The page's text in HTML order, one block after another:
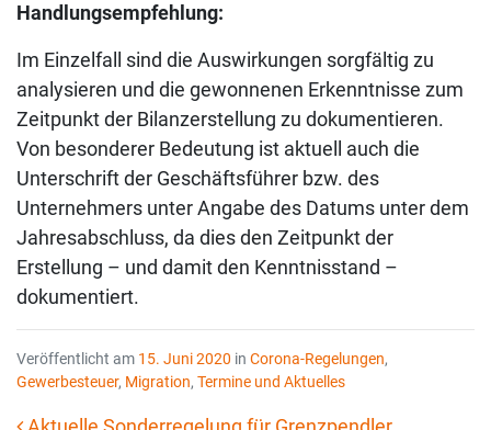
Handlungsempfehlung:
Im Einzelfall sind die Auswirkungen sorgfältig zu
analysieren und die gewonnenen Erkenntnisse zum
Zeitpunkt der Bilanzerstellung zu dokumentieren.
Von besonderer Bedeutung ist aktuell auch die
Unterschrift der Geschäftsführer bzw. des
Unternehmers unter Angabe des Datums unter dem
Jahresabschluss, da dies den Zeitpunkt der
Erstellung – und damit den Kenntnisstand –
dokumentiert.
Veröffentlicht am 15. Juni 2020 in Corona-Regelungen,
Gewerbesteuer, Migration, Termine und Aktuelles